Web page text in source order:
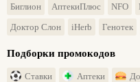
Биглион
АптекиПлюс NFO
Доктор Слон
iHerb Генотек
Подборки промокодов
Ставки Аптеки